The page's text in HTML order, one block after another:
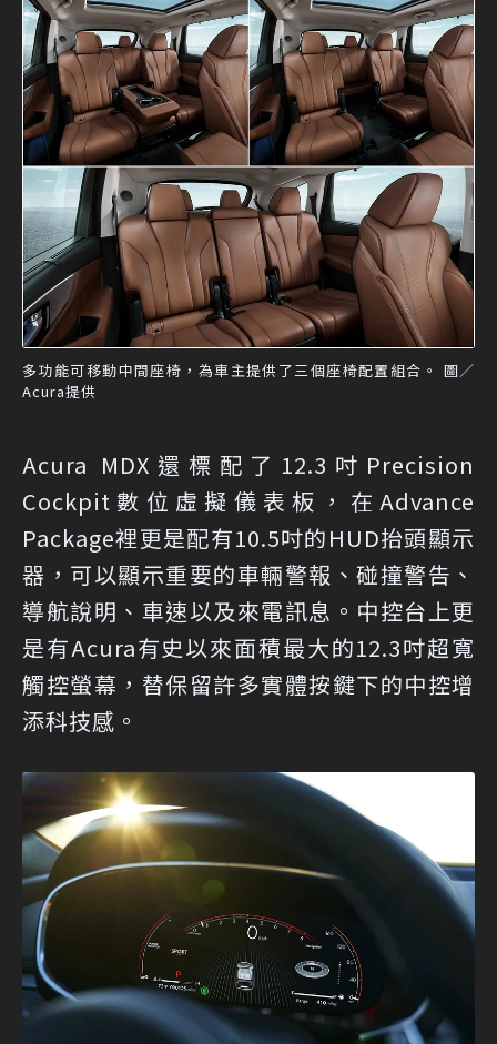
多功能可移動中間座椅，為車主提供了三個座椅配置組合。 圖／
Acura提供
Acura MDX還標配了12.3吋Precision
Cockpit數位虛擬儀表板，在Advance
Package裡更是配有10.5吋的HUD抬頭顯示
器，可以顯示重要的車輛警報、碰撞警告、
導航說明、車速以及來電訊息。中控台上更
是有Acura有史以來面積最大的12.3吋超寬
觸控螢幕，替保留許多實體按鍵下的中控增
添科技感。